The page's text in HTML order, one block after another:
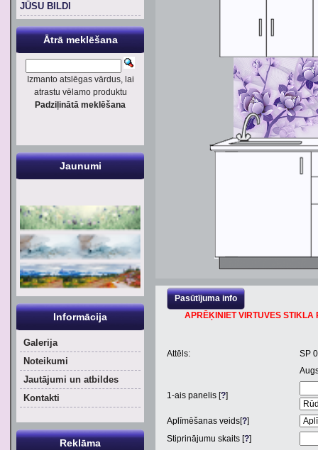
Pasūtījuma info
APRĒĶINIET VIRTUVES
Attēls:
SP
1-ais panelis [?]
Aplīmēšanas veids[?]
Stiprinājumu skaits [?]
JŪSU BILDI
Ātrā meklēšana
Izmanto atslēgas vārdus, lai
atrastu vēlamo produktu
Padziļinātā meklēšana
Jaunumi
Informācija
Galerija
Noteikumi
Jautājumi un atbildes
Kontakti
Reklāma